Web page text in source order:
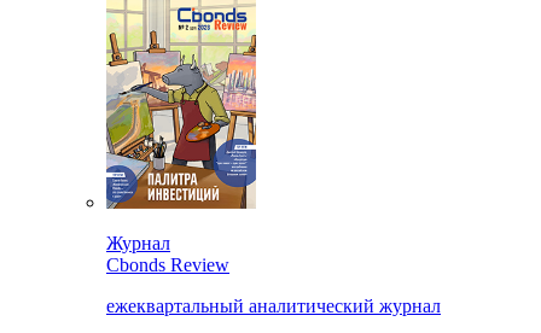
Журнал
Cbonds Review
ежеквартальный аналитический журнал